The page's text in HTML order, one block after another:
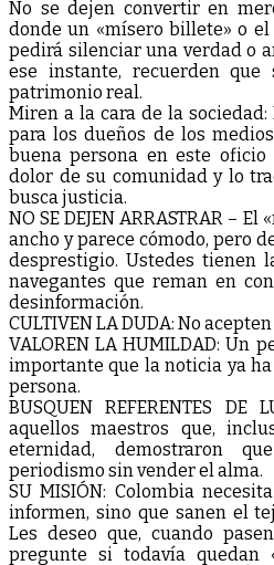
No se dejen convertir en
donde un «mísero billete» o
pedirá silenciar una verdad o
ese instante, recuerden
patrimonio real.
Miren a la cara de la
para los dueños de los
buena persona en este
dolor de su comunidad y lo
busca justicia.
NO SE DEJEN ARRASTRAR –
ancho y parece cómodo, pero
desprestigio. Ustedes tienen
navegantes que reman en
desinformación.
CULTIVEN LA DUDA: No
VALOREN LA HUMILDAD: Un
importante que la noticia ya
persona.
BUSQUEN REFERENTES
aquellos maestros que,
eternidad, demostraron
periodismo sin vender el alma.
SU MISIÓN: Colombia
informen, sino que sanen el
Les deseo que, cuando
pregunte si todavía quedan